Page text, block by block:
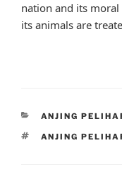
nation and its
its animals are
CATEGORIES
ANJING
TAGS
ANJING